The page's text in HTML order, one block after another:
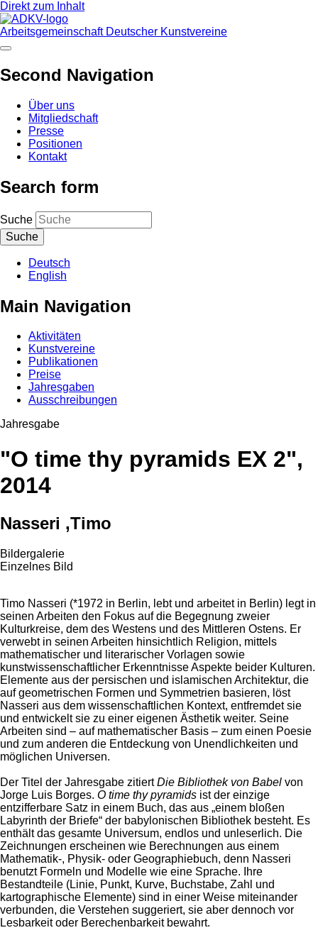
Direkt zum Inhalt
Arbeitsgemeinschaft Deutscher Kunstvereine
Second Navigation
Über uns
Mitgliedschaft
Presse
Positionen
Kontakt
Search form
Suche
Deutsch
English
Main Navigation
Aktivitäten
Kunstvereine
Publikationen
Preise
Jahresgaben
Ausschreibungen
Jahresgabe
"O time thy pyramids EX 2",
2014
Nasseri ,Timo
Bildergalerie
Einzelnes Bild
Timo Nasseri (*1972 in Berlin, lebt und arbeitet in Berlin) legt in
seinen Arbeiten den Fokus auf die Begegnung zweier
Kulturkreise, dem des Westens und des Mittleren Ostens. Er
verwebt in seinen Arbeiten hinsichtlich Religion, mittels
mathematischer und literarischer Vorlagen sowie
kunstwissenschaftlicher Erkenntnisse Aspekte beider Kulturen.
Elemente aus der persischen und islamischen Architektur, die
auf geometrischen Formen und Symmetrien basieren, löst
Nasseri aus dem wissenschaftlichen Kontext, entfremdet sie
und entwickelt sie zu einer eigenen Ästhetik weiter. Seine
Arbeiten sind – auf mathematischer Basis – zum einen Poesie
und zum anderen die Entdeckung von Unendlichkeiten und
möglichen Universen.
Der Titel der Jahresgabe zitiertDie Bibliothek von Babel von
Jorge Luis Borges. O time thy pyramids ist der einzige
entzifferbare Satz in einem Buch, das aus „einem bloßen
Labyrinth der Briefe“ der babylonischen Bibliothek besteht. Es
enthält das gesamte Universum, endlos und unleserlich. Die
Zeichnungen erscheinen wie Berechnungen aus einem
Mathematik-, Physik- oder Geographiebuch, denn Nasseri
benutzt Formeln und Modelle wie eine Sprache. Ihre
Bestandteile (Linie, Punkt, Kurve, Buchstabe, Zahl und
kartographische Elemente) sind in einer Weise miteinander
verbunden, die Verstehen suggeriert, sie aber dennoch vor
Lesbarkeit oder Berechenbarkeit bewahrt.